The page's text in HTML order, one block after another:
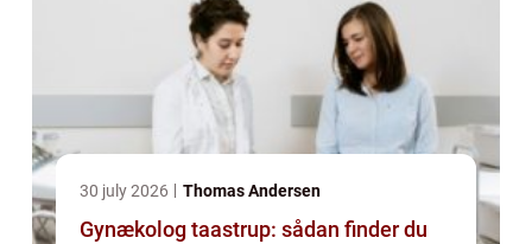
30 july 2026 Thomas Andersen
Gynækolog taastrup: sådan finder du